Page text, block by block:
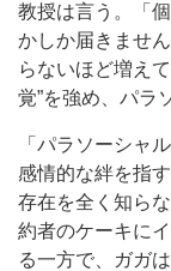
教授は言う。「
かしか届きませ
らないほど増え
覚”を強め、パラ
「パラソーシャ
感情的な絆を指
存在を全く知ら
約者のケーキに
る一方で、ガガ